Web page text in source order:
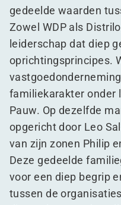
gedeelde waarden
Zowel WDP als
leiderschap dat diep
oprichtingsprincipes.
familiekarakter onder
Pauw. Op dezelfde
opgericht door Leo
van zijn zonen Philip
Deze gedeelde
voor een diep begrip
tussen de